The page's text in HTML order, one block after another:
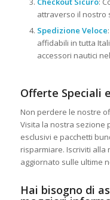
attraverso il nostro
Spedizione Veloce
affidabili in tutta
accessori nautici
Offerte Speciali
Non perdere le nostre
Visita la nostra sezione
esclusivi e pacchetti
risparmiare. Iscriviti
aggiornato sulle ultime
Hai bisogno di